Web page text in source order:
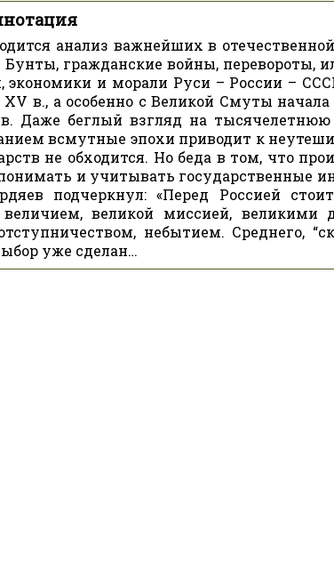
анализ важнейших в
гражданские войны, перевороты,
экономики и морали Руси – России –
в., а особенно с Великой Смуты
в. Даже беглый взгляд на
всмутные эпохи приводит к
не обходится. Но беда в том, что
и учитывать государственные
подчеркнул: «Перед Россией
великой миссией, великими
небытием. Среднего,
уже сделан…